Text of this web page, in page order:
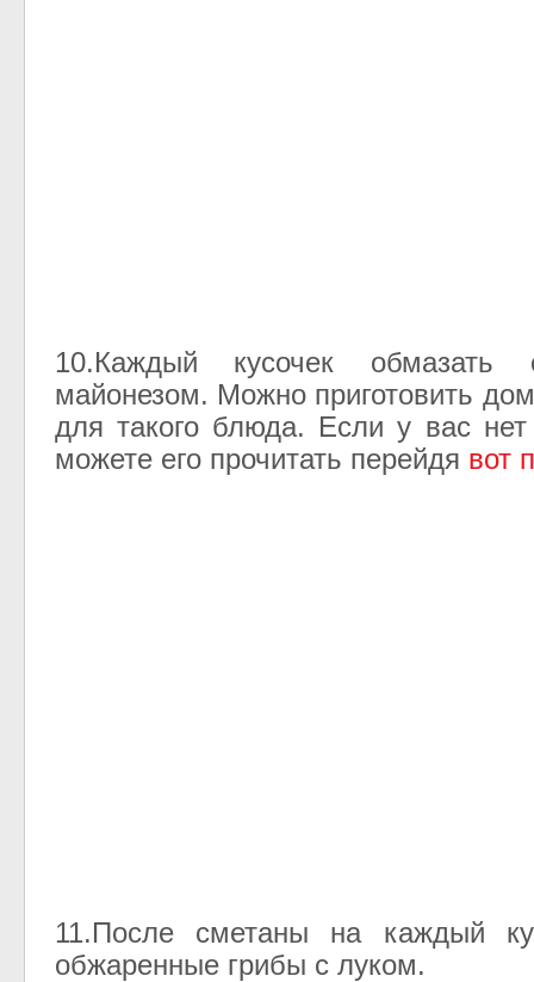
10.Каждый кусочек обмазать
майонезом. Можно приготовить
для такого блюда. Если у вас
можете его прочитать перейдя вот
11.После сметаны на каждый
обжаренные грибы с луком.